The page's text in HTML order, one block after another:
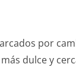
por
dulce y